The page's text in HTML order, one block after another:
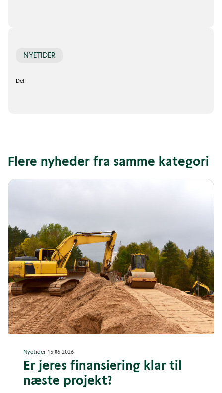
NYETIDER
Del:
Flere nyheder fra samme kategori
Nyetider 15.06.2026
Er jeres finansiering klar til
næste projekt?